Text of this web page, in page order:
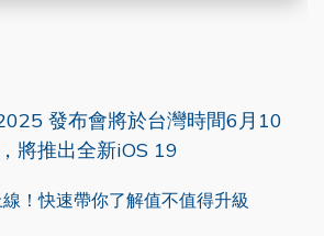
發布會將於台灣時間6月10
將推出全新iOS 19
！快速帶你了解值不值得升級